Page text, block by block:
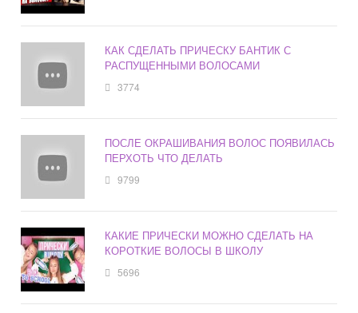
КАК СДЕЛАТЬ ПРИЧЕСКУ БАНТИК С
РАСПУЩЕННЫМИ ВОЛОСАМИ
3774
ПОСЛЕ ОКРАШИВАНИЯ ВОЛОС ПОЯВИЛАСЬ
ПЕРХОТЬ ЧТО ДЕЛАТЬ
9799
КАКИЕ ПРИЧЕСКИ МОЖНО СДЕЛАТЬ НА
КОРОТКИЕ ВОЛОСЫ В ШКОЛУ
5696